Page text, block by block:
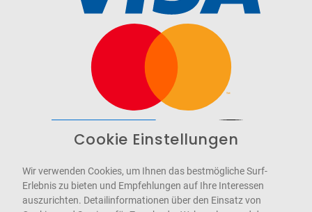
WCAG-2.1-AA
Cookie Einstellungen
Wir verwenden Cookies, um Ihnen das bestmögliche Surf-
Erlebnis zu bieten und Empfehlungen auf Ihre Interessen
auszurichten. Detailinformationen über den Einsatz von